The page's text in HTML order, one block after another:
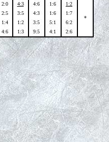
2:0
2:5
1:4
4:6
4:3
3:5
1:2
1:3
4:6
4:3
3:5
9:5
1:6
1:6
5:1
4:1
1:2
1:7
6:2
2:6
*